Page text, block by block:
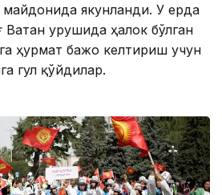
майдонида якунланди. У ерда
Ватан урушида ҳалок бўлган
ҳурмат бажо келтириш учун
гул қўйдилар.